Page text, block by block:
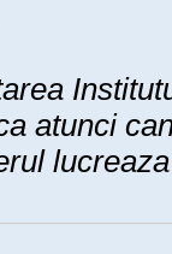
atunci